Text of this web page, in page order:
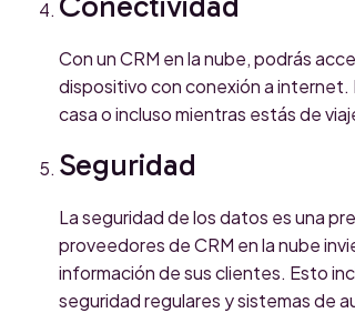
Con un CRM en la nube, podrás
dispositivo con conexión a
casa o incluso mientras estás de
Seguridad
La seguridad de los datos es una
proveedores de CRM en la nube
información de sus clientes. Esto
seguridad regulares y sistemas de